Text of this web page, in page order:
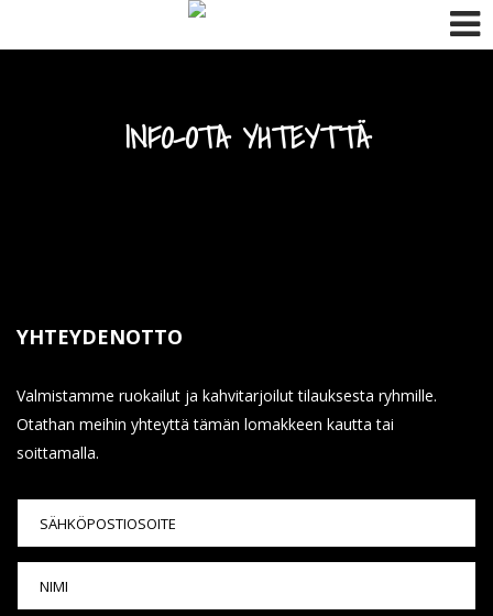
INFO–OTA YHTEYTTÄ
YHTEYDENOTTO
Valmistamme ruokailut ja kahvitarjoilut tilauksesta ryhmille.
Otathan meihin yhteyttä tämän lomakkeen kautta tai
soittamalla.